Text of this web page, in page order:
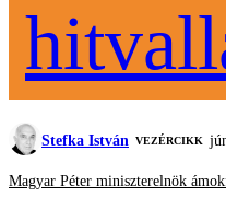
Stefka István VEZÉRCIKK
Magyar Péter miniszterelnök